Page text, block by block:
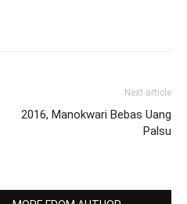
Next article
2016, Manokwari Bebas Uang
Palsu